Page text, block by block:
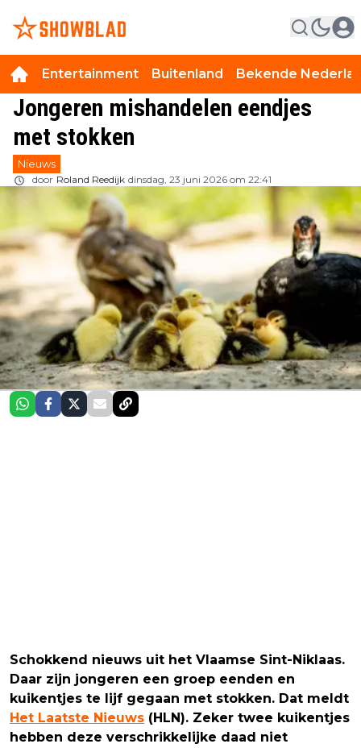
Entertainment Buitenland Bekende
Jongeren mishandelen eendjes
met stokken
Nieuws
door Roland Reedijk dinsdag, 23 juni 2026 om 22:41
Schokkend nieuws uit het Vlaamse Sint-Niklaas.
Daar zijn jongeren een groep eenden en
kuikentjes te lijf gegaan met stokken. Dat meldt
Het Laatste Nieuws (HLN). Zeker twee kuikentjes
hebben deze verschrikkelijke daad niet